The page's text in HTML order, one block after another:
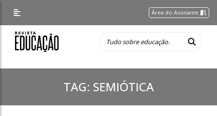
Área do Assinante
TAG: SEMIÓTICA